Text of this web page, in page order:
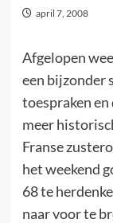
april 7, 2008
Afgelopen
een bijzonder
toespraken en
meer
Franse
het weekend
68 te
naar voor te